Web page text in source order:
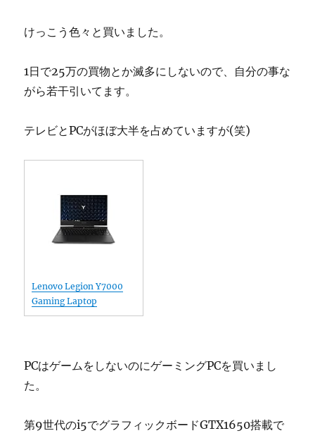
けっこう色々と買いました。
1日で25万の買物とか滅多にしないので、自分の事な
がら若干引いてます。
テレビとPCがほぼ大半を占めていますが(笑)
Lenovo Legion Y7000
Gaming Laptop
PCはゲームをしないのにゲーミングPCを買いまし
た。
第9世代のi5でグラフィックボードGTX1650搭載で